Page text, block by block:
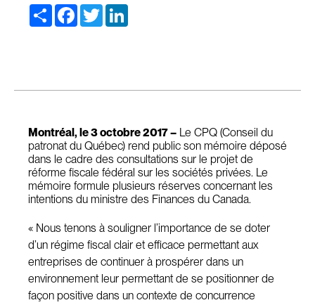
Share Facebook
Twitter
Montréal, le 3 octobre 2017 – Le CPQ (Conseil du
patronat du Québec) rend public son mémoire déposé
dans le cadre des consultations sur le projet de
réforme fiscale fédéral sur les sociétés privées. Le
mémoire formule plusieurs réserves concernant les
intentions du ministre des Finances du Canada.
« Nous tenons à souligner l’importance de se doter
d’un régime fiscal clair et efficace permettant aux
entreprises de continuer à prospérer dans un
environnement leur permettant de se positionner de
façon positive dans un contexte de concurrence